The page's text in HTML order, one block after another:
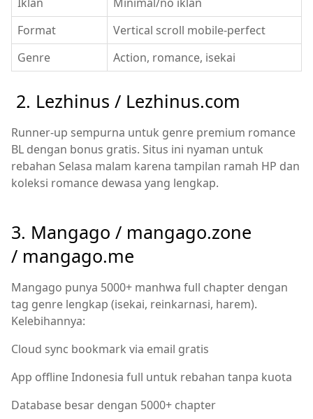
Format
Vertical scroll mobile-perfect
Genre
Action, romance, isekai
2. Lezhinus / Lezhinus.com
Runner-up sempurna untuk genre premium romance
BL dengan bonus gratis. Situs ini nyaman untuk
rebahan Selasa malam karena tampilan ramah HP dan
koleksi romance dewasa yang lengkap.
3. Mangago / mangago.zone
/ mangago.me
Mangago punya 5000+ manhwa full chapter dengan
tag genre lengkap (isekai, reinkarnasi, harem).
Kelebihannya:
Cloud sync bookmark via email gratis
App offline Indonesia full untuk rebahan tanpa kuota
Database besar dengan 5000+ chapter